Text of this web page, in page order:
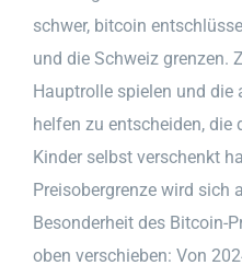
schwer, bitcoin
und die Schweiz grenzen.
Hauptrolle spielen und die
helfen zu entscheiden,
Kinder selbst verschenkt
Preisobergrenze wird sich
Besonderheit des Bitcoin-
oben verschieben: Von